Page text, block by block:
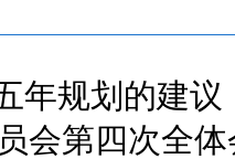
年规划的建议
会第四次全体